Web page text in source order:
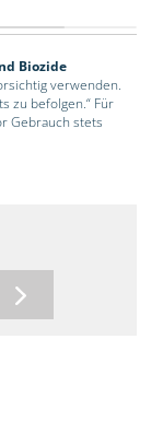
Biozide
verwenden.
zu befolgen.“ Für
Gebrauch stets